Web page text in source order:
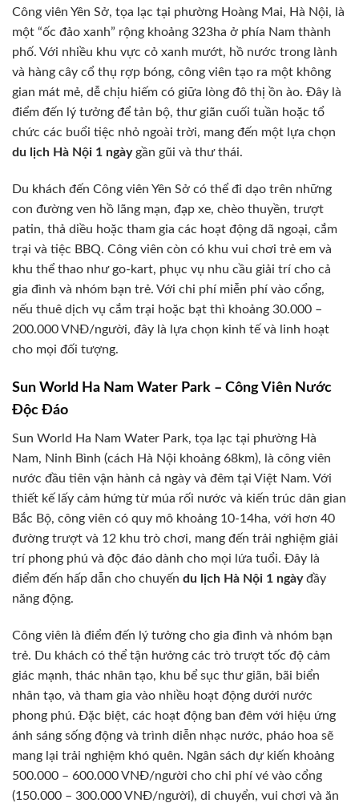
Công viên Yên Sở, tọa lạc tại phường Hoàng Mai, Hà Nội, là
một “ốc đảo xanh” rộng khoảng 323ha ở phía Nam thành
phố. Với nhiều khu vực cỏ xanh mướt, hồ nước trong lành
và hàng cây cổ thụ rợp bóng, công viên tạo ra một không
gian mát mẻ, dễ chịu hiếm có giữa lòng đô thị ồn ào. Đây là
điểm đến lý tưởng để tản bộ, thư giãn cuối tuần hoặc tổ
chức các buổi tiệc nhỏ ngoài trời, mang đến một lựa chọn
du lịch Hà Nội 1 ngàygần gũi và thư thái.
Du khách đến Công viên Yên Sở có thể đi dạo trên những
con đường ven hồ lãng mạn, đạp xe, chèo thuyền, trượt
patin, thả diều hoặc tham gia các hoạt động dã ngoại, cắm
trại và tiệc BBQ. Công viên còn có khu vui chơi trẻ em và
khu thể thao như go-kart, phục vụ nhu cầu giải trí cho cả
gia đình và nhóm bạn trẻ. Với chi phí miễn phí vào cổng,
nếu thuê dịch vụ cắm trại hoặc bạt thì khoảng 30.000 –
200.000 VNĐ/người, đây là lựa chọn kinh tế và linh hoạt
cho mọi đối tượng.
Sun World Ha Nam Water Park – Công Viên Nước
Độc Đáo
Sun World Ha Nam Water Park, tọa lạc tại phường Hà
Nam, Ninh Bình (cách Hà Nội khoảng 68km), là công viên
nước đầu tiên vận hành cả ngày và đêm tại Việt Nam. Với
thiết kế lấy cảm hứng từ múa rối nước và kiến trúc dân gian
Bắc Bộ, công viên có quy mô khoảng 10-14ha, với hơn 40
đường trượt và 12 khu trò chơi, mang đến trải nghiệm giải
trí phong phú và độc đáo dành cho mọi lứa tuổi. Đây là
điểm đến hấp dẫn cho chuyến du lịch Hà Nội 1 ngàyđầy
năng động.
Công viên là điểm đến lý tưởng cho gia đình và nhóm bạn
trẻ. Du khách có thể tận hưởng các trò trượt tốc độ cảm
giác mạnh, thác nhân tạo, khu bể sục thư giãn, bãi biển
nhân tạo, và tham gia vào nhiều hoạt động dưới nước
phong phú. Đặc biệt, các hoạt động ban đêm với hiệu ứng
ánh sáng sống động và trình diễn nhạc nước, pháo hoa sẽ
mang lại trải nghiệm khó quên. Ngân sách dự kiến khoảng
500.000 – 600.000 VNĐ/người cho chi phí vé vào cổng
(150.000 – 300.000 VNĐ/người), di chuyển, vui chơi và ăn